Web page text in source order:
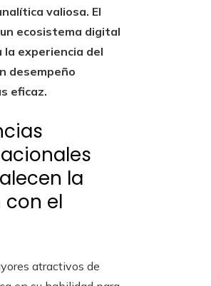
valiosa. El
ecosistema digital
la experiencia del
desempeño
eficaz.
la
con el
atractivos de